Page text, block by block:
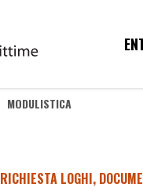
MODULISTICA
RICHIESTA LOGHI,